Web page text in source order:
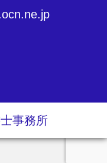
事務所